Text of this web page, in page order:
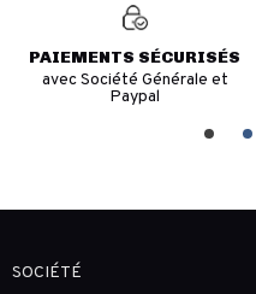
PAIEMENTS SÉCURISÉS
avec Société Générale et
Paypal
SOCIÉTÉ